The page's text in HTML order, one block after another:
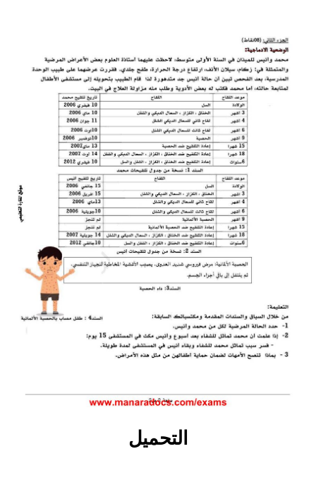
بحوث اللغة الانجليزية
بحوث في مجالات اخرى
التحميل